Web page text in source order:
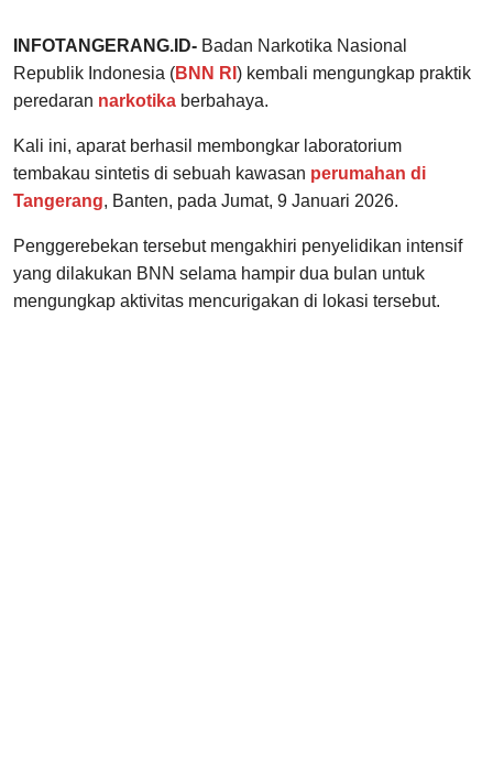
INFOTANGERANG.ID- Badan Narkotika Nasional
Republik Indonesia (BNN RI ) kembali mengungkap praktik
peredaran narkotika berbahaya.
Kali ini, aparat berhasil membongkar laboratorium
tembakau sintetis di sebuah kawasan perumahan di
Tangerang, Banten, pada Jumat, 9 Januari 2026.
Penggerebekan tersebut mengakhiri penyelidikan intensif
yang dilakukan BNN selama hampir dua bulan untuk
mengungkap aktivitas mencurigakan di lokasi tersebut.